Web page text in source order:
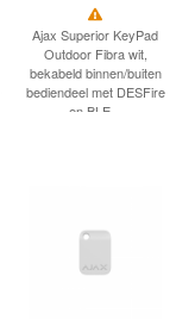
Ajax Superior KeyPad
Outdoor Fibra wit,
bekabeld binnen/buiten
bediendeel met DESFire
en BLE...